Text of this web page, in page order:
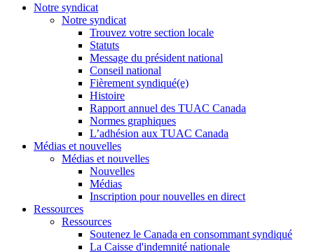
Notre syndicat
Notre syndicat
Trouvez votre section locale
Statuts
Message du président national
Conseil national
Fièrement syndiqué(e)
Histoire
Rapport annuel des TUAC Canada
Normes graphiques
L’adhésion aux TUAC Canada
Médias et nouvelles
Médias et nouvelles
Nouvelles
Médias
Inscription pour nouvelles en direct
Ressources
Ressources
Soutenez le Canada en consommant syndiqué
La Caisse d'indemnité nationale